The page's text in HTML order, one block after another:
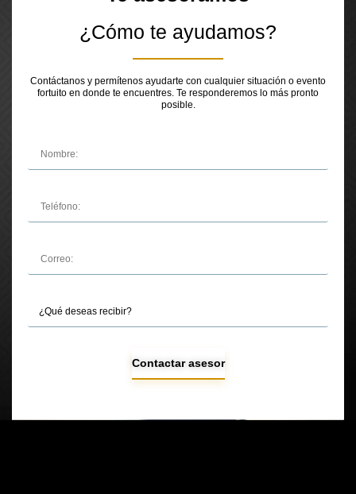
¿Cómo te ayudamos?
Contáctanos y permítenos ayudarte con cualquier situación o evento
fortuito en donde te encuentres. Te responderemos lo más pronto
posible.
Contactar asesor